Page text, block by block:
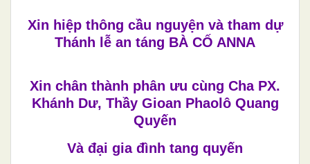
Xin hiệp thông cầu nguyện và tham dự
Thánh lễ an táng BÀ CỐ ANNA
Xin chân thành phân ưu cùng Cha PX.
Khánh Dư, Thầy Gioan Phaolô Quang
Quyến
Và đại gia đình tang quyến